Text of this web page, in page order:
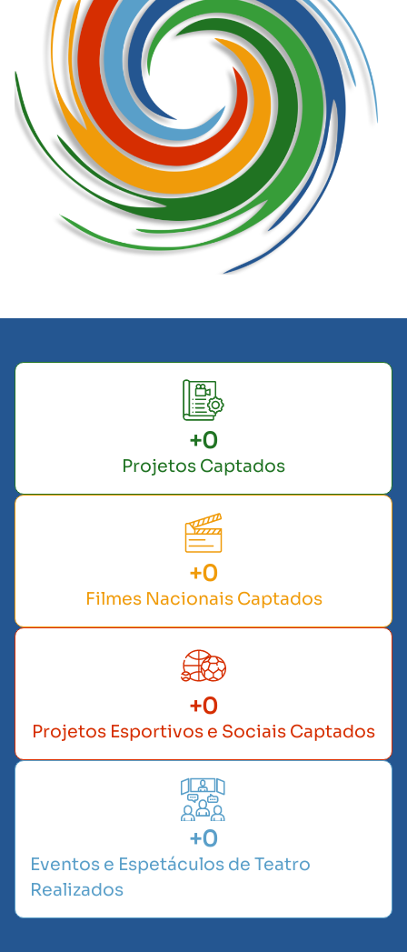
Projetos Captados
+0
Filmes Nacionais Captados
+0
Projetos Esportivos e Sociais Captados
+0
Eventos e Espetáculos de Teatro
Realizados
+0